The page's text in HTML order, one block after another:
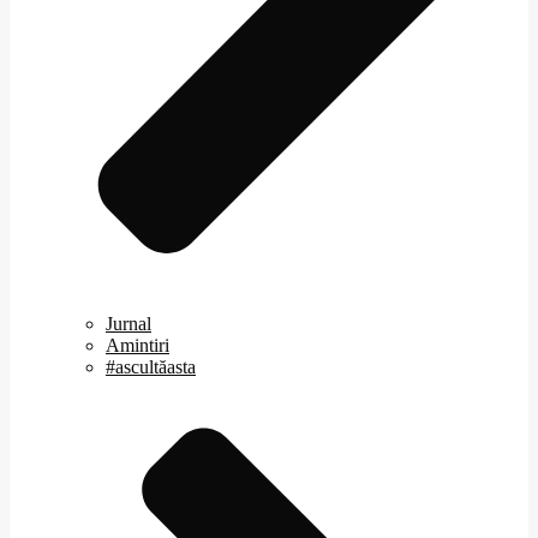
Jurnal
Amintiri
#ascultăasta